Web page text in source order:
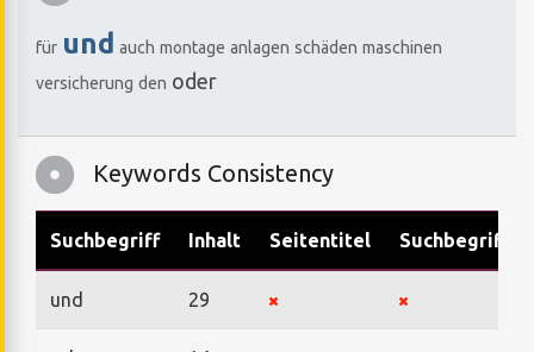
für und auch montage anlagen schäden maschinen
versicherung den oder
Keywords Consistency
Suchbegriff Inhalt Seitentitel Suchbegriffe
und 29